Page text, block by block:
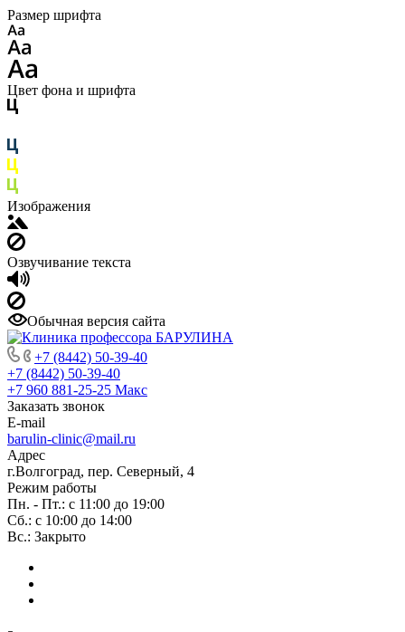
Размер шрифта
Цвет фона и шрифта
Изображения
Озвучивание текста
Обычная версия сайта
+7 (8442) 50-39-40
+7 (8442) 50-39-40
+7 960 881-25-25 Макс
Заказать звонок
E-mail
barulin-clinic@mail.ru
Адрес
г.Волгоград, пер. Северный, 4
Режим работы
Пн. - Пт.: с 11:00 до 19:00
Сб.: с 10:00 до 14:00
Вс.: Закрыто